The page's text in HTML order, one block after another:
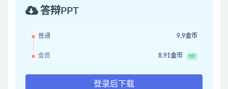
答辩PPT
普通 9.9金币
会员 8.91金币 9折
登录后下载